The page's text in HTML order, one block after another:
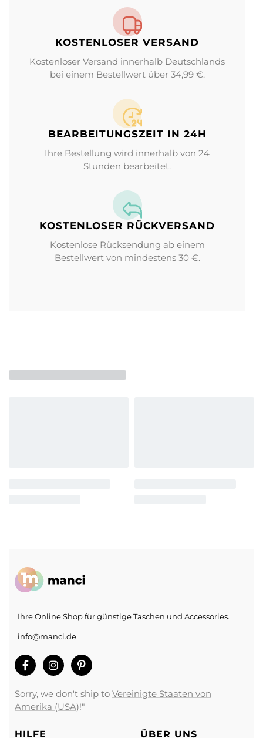
KOSTENLOSER VERSAND
Kostenloser Versand innerhalb Deutschlands
bei einem Bestellwert über 34,99 €.
BEARBEITUNGS­ZEIT IN 24H
Ihre Bestellung wird innerhalb von 24
Stunden bearbeitet.
KOSTENLOSER RÜCKVERSAND
Kostenlose Rücksendung ab einem
Bestellwert von mindestens 30 €.
Ihre Online Shop für günstige Taschen und Accessories.
info@manci.de
Sorry, we don't ship to Vereinigte Staaten von
Amerika (USA)!"
HILFE ÜBER UNS